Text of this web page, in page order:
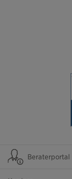
Beraterportal